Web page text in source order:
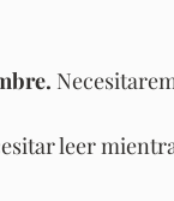
leer